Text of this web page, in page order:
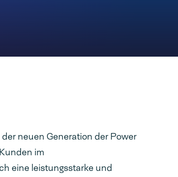
neuen Generation der Power
im
eine leistungsstarke und